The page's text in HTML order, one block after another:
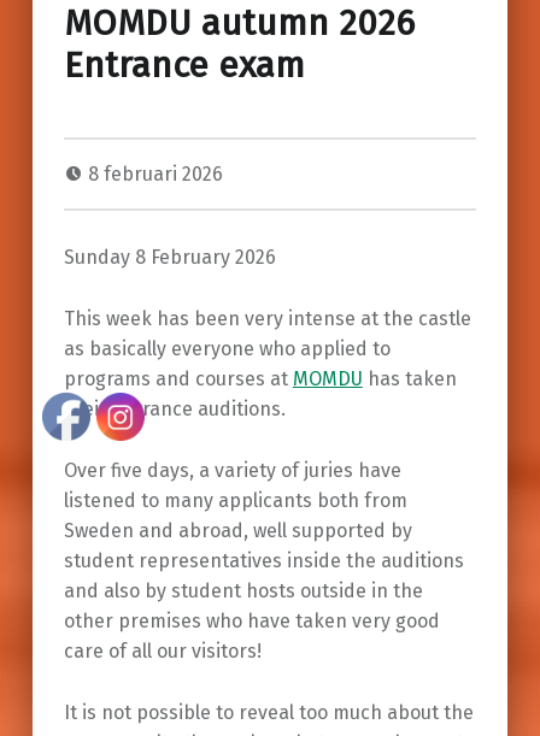
MOMDU autumn 2026
Entrance exam
8 februari 2026
Sunday 8 February 2026
This week has been very intense at the castle
as basically everyone who applied to
programs and courses at MOMDU has taken
their entrance auditions.
Over five days, a variety of juries have
listened to many applicants both from
Sweden and abroad, well supported by
student representatives inside the auditions
and also by student hosts outside in the
other premises who have taken very good
care of all our visitors!
It is not possible to reveal too much about the